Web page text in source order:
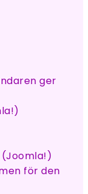
ger
(Joomla!)
för den